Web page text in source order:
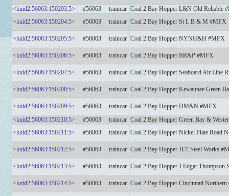
<kuid2:56063:150203:5>
#56063 traincar Coal 2 Bay Hopper L&N Old Reliable
<kuid2:56063:150204:5>
#56063 traincar Coal 2 Bay Hopper St L B & M #MFX
<kuid2:56063:150205:5> #56063 traincar Coal 2 Bay Hopper NYNH&H #MFX
<kuid2:56063:150206:5> #56063 traincar Coal 2 Bay Hopper BR&P #MFX
<kuid2:56063:150207:5> #56063 traincar Coal 2 Bay Hopper Seaboard Air Line
<kuid2:56063:150208:5> #56063 traincar Coal 2 Bay Hopper Kewaunee Green
<kuid2:56063:150209:5> #56063 traincar Coal 2 Bay Hopper DM&N #MFX
<kuid2:56063:150210:5>
#56063 traincar Coal 2 Bay Hopper Green Bay &
<kuid2:56063:150211:5>
#56063 traincar Coal 2 Bay Hopper Nickel Plate Road
<kuid2:56063:150212:5> #56063 traincar Coal 2 Bay Hopper JET Steel Works
<kuid2:56063:150213:5> #56063 traincar Coal 2 Bay Hopper J Edgar Thompson
<kuid2:56063:150214:5> #56063 traincar Coal 2 Bay Hopper Cincinnati